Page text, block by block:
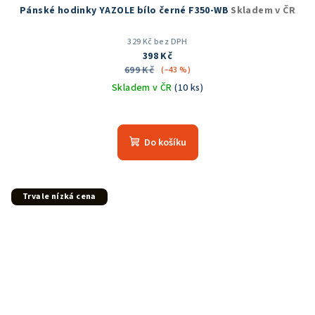
Pánské hodinky YAZOLE bílo černé F350-WB Skladem v ČR
329 Kč bez DPH
398 Kč
699 Kč (–43 %)
Skladem v ČR(10 ks)
Do košíku
Trvale nízká cena